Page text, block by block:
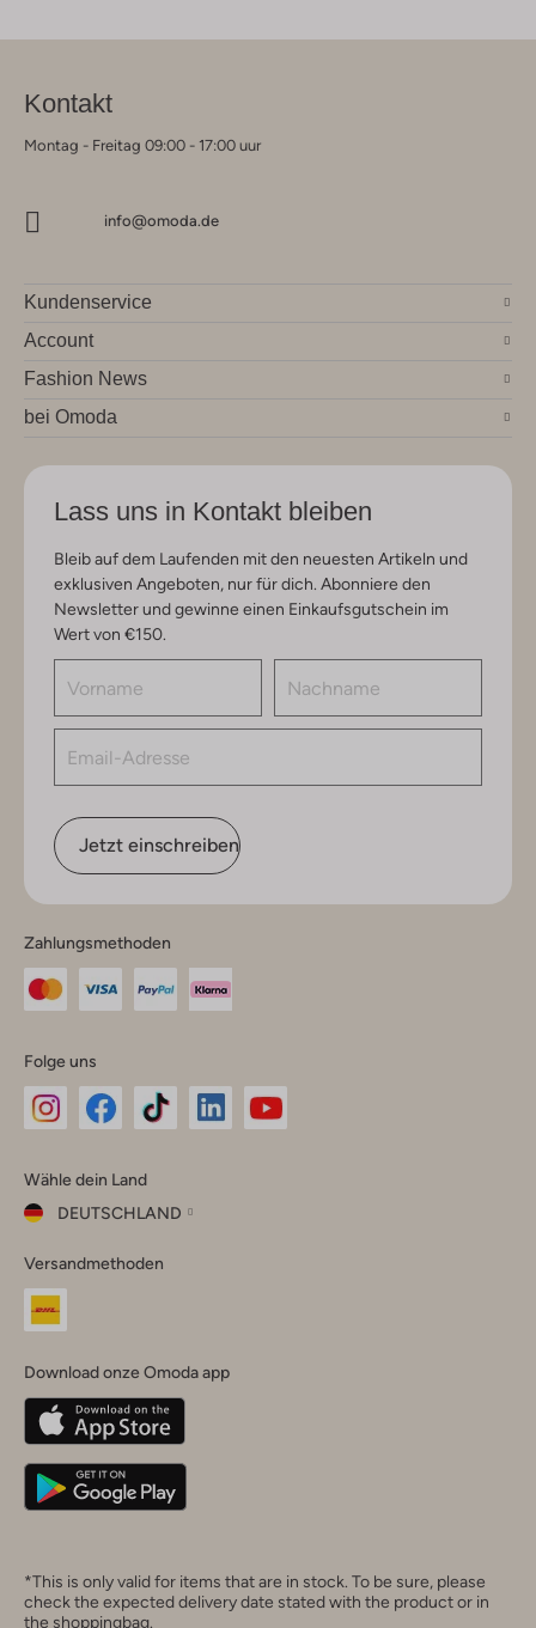
Kontakt
Montag - Freitag 09:00 - 17:00 uur
info@omoda.de
Kundenservice
Account
Fashion News
bei Omoda
Lass uns in Kontakt bleiben
Bleib auf dem Laufenden mit den neuesten Artikeln und
exklusiven Angeboten, nur für dich. Abonniere den
Newsletter und gewinne einen Einkaufsgutschein im
Wert von €150.
Jetzt einschreiben
Zahlungsmethoden
Folge uns
Instagram
Facebook
TikTok
Wähle dein Land
DEUTSCHLAND
dein
Land
Belgique(Français)
Deutschland
Versandmethoden
Download onze Omoda app
*This is only valid for items that are in stock. To be sure, please
check the expected delivery date stated with the product or in
the shoppingbag.